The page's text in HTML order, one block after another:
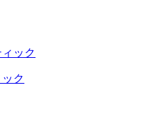
ク